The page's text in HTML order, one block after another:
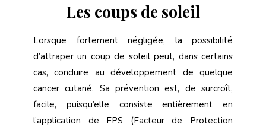
Les coups de soleil
Lorsque fortement négligée, la possibilité
d’attraper un coup de soleil peut, dans certains
cas, conduire au développement de quelque
cancer cutané. Sa prévention est, de surcroît,
facile, puisqu’elle consiste entièrement en
l’application de FPS (Facteur de Protection